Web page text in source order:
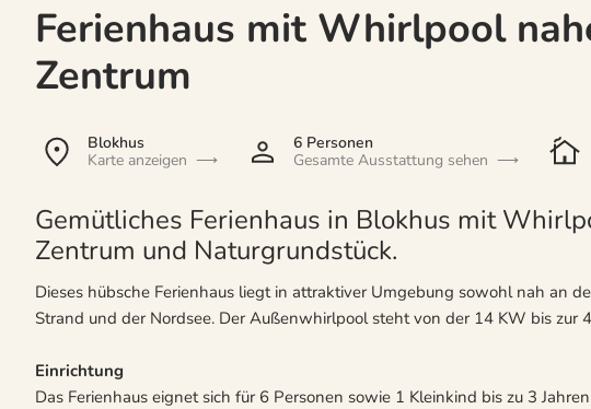
Ferienhaus mit Whirlpool
Zentrum
Blokhus
Karte anzeigen
6 Personen
Gesamte Ausstattung sehen
Gemütliches Ferienhaus in Blokhus mit
Zentrum und Naturgrundstück.
Dieses hübsche Ferienhaus liegt in attraktiver Umgebung sowohl nah an
Strand und der Nordsee. Der Außenwhirlpool steht von der 14 KW bis zur
Einrichtung
Das Ferienhaus eignet sich für 6 Personen sowie 1 Kleinkind bis zu 3